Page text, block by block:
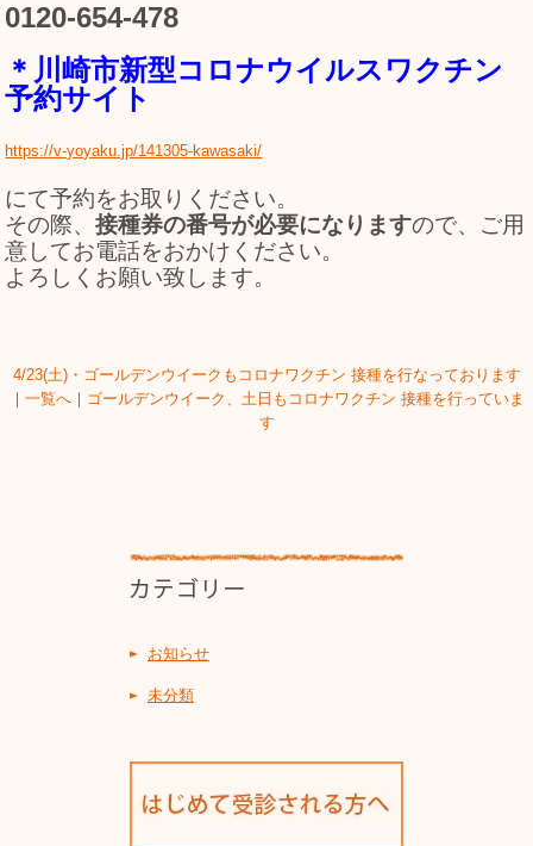
0120-654-478
＊川崎市新型コロナウイルスワクチン
予約サイト
https://v-yoyaku.jp/141305-kawasaki/
にて予約をお取りください。
その際、接種券の番号が必要になりますので、ご用
意してお電話をおかけください。
よろしくお願い致します。
4/23(土)・ゴールデンウイークもコロナワクチン 接種を行なっております
｜ 一覧へ｜ ゴールデンウイーク、土日もコロナワクチン 接種を行っていま
す
お知らせ
未分類